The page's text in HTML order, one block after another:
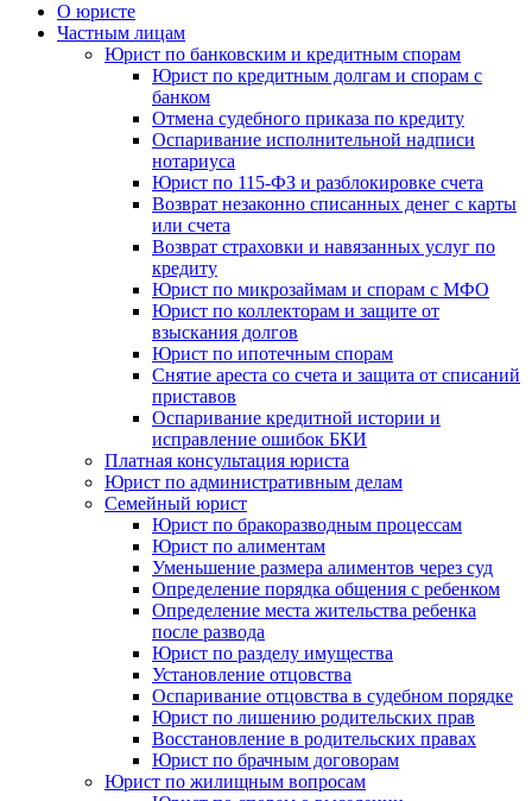
О юристе
Частным лицам
Юрист по банковским и кредитным спорам
Юрист по кредитным долгам и спорам с
банком
Отмена судебного приказа по кредиту
Оспаривание исполнительной надписи
нотариуса
Юрист по 115-ФЗ и разблокировке счета
Возврат незаконно списанных денег с карты
или счета
Возврат страховки и навязанных услуг по
кредиту
Юрист по микрозаймам и спорам с МФО
Юрист по коллекторам и защите от
взыскания долгов
Юрист по ипотечным спорам
Снятие ареста со счета и защита от списаний
приставов
Оспаривание кредитной истории и
исправление ошибок БКИ
Платная консультация юриста
Юрист по административным делам
Семейный юрист
Юрист по бракоразводным процессам
Юрист по алиментам
Уменьшение размера алиментов через суд
Определение порядка общения с ребенком
Определение места жительства ребенка
после развода
Юрист по разделу имущества
Установление отцовства
Оспаривание отцовства в судебном порядке
Юрист по лишению родительских прав
Восстановление в родительских правах
Юрист по брачным договорам
Юрист по жилищным вопросам